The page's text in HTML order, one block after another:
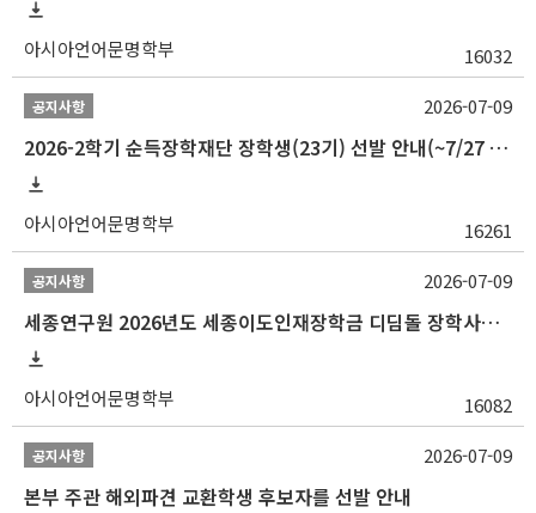
아시아언어문명학부 16032
공지사항
2026-2학기 순득장학재단 장학생(23기) 선발 안내(~7/27 10:00)
아시아언어문명학부 16261
2026-07-09
공지사항
세종연구원 2026년도 세종이도인재장학금 디딤돌 장학사업 학자금대출 관련분야(원금상환, 이자지원) 신청 사업 안내
아시아언어문명학부 16082
2026-07-09
공지사항
본부 주관 해외파견 교환학생 후보자를 선발 안내
2026-07-09